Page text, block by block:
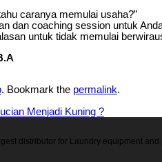
caranya memulai usaha?”
dan coaching session untuk
untuk tidak memulai
. Bookmark the permalink.
Menjadi Kuning ?
distributor for Laundry equipment